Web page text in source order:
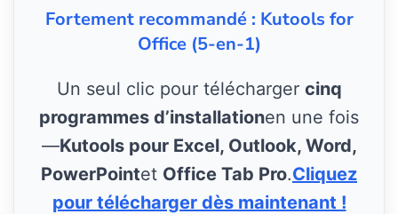
Fortement recommandé : Kutools for
Office (5-en-1)
Un seul clic pour télécharger cinq
programmes d’installationen une fois
—Kutools pour Excel, Outlook, Word,
PowerPointet Office Tab Pro.Cliquez
pour télécharger dès maintenant !